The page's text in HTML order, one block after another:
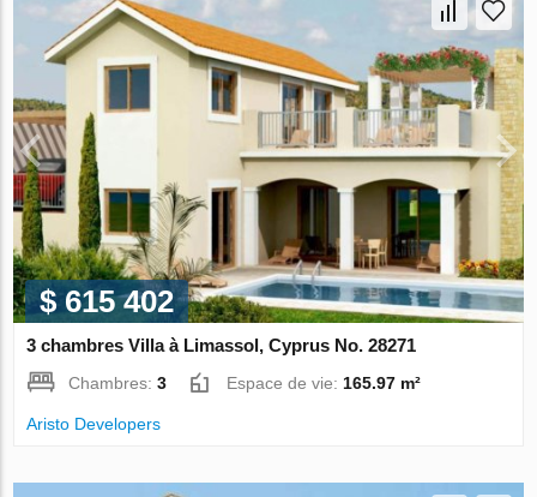
$ 615 402
3 chambres Villa à Limassol, Cyprus No. 28271
Chambres:3 Espace de vie: 165.97 m²
Aristo Developers